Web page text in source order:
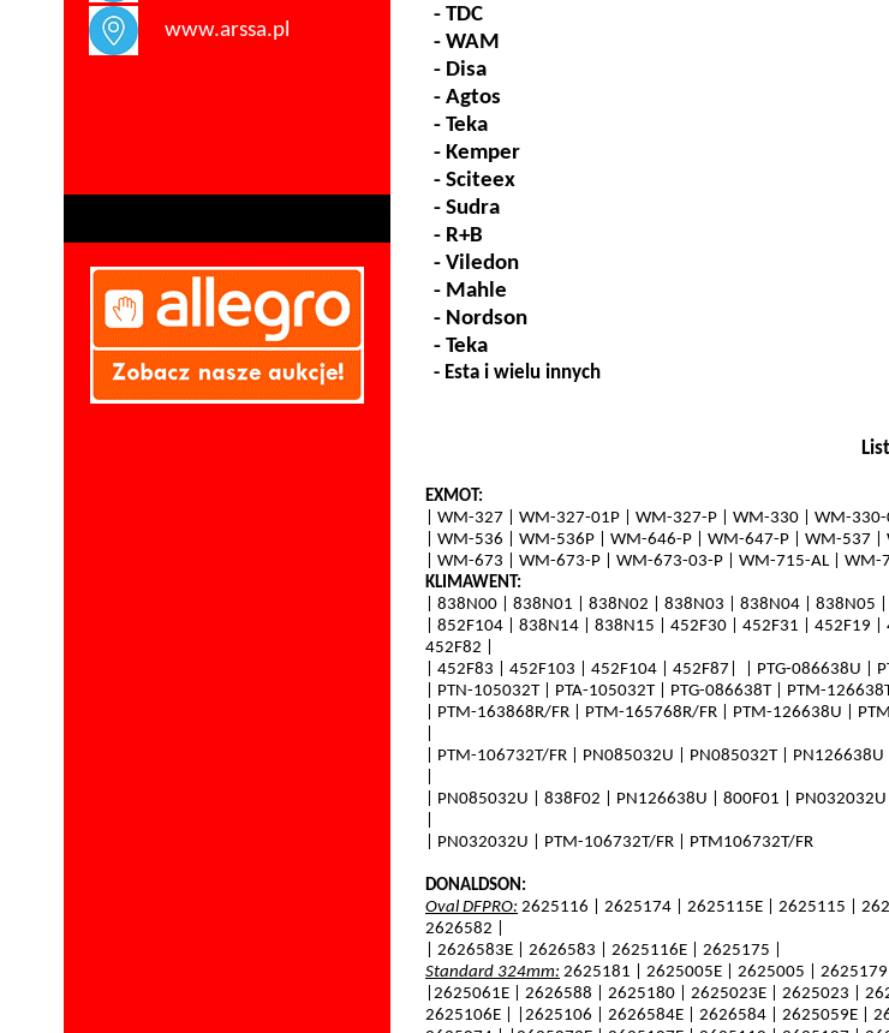
- TDC
- WAM
- Disa
-Agtos
-Teka
- Kemper
-Sciteex
-Sudra
- R+B
-Viledon
- Mahle
- Nordson
- Teka
- Esta i wielu innych
EXMOT:
| WM-327 | WM-327-01P | WM-327-P | WM-330 | WM-
| WM-536 | WM-536P | WM-646-P | WM-647-P | WM-537
| WM-673 | WM-673-P | WM-673-03-P | WM-715-AL |
KLIMAWENT:
| 838N00 | 838N01 | 838N02 | 838N03 | 838N04 |
| 852F104 | 838N14 | 838N15 | 452F30 | 452F31 | 452F19
452F82 |
| 452F83 | 452F103 | 452F104 | 452F87|
| PTG-086638U |
| PTN-105032T | PTA-105032T | PTG-086638T | PTM-
| PTM-163868R/FR | PTM-165768R/FR | PTM-126638U |
PTM-106732T/FR PN085032U PN085032T| PN126638U
| PN085032U | 838F02 | PN126638U | 800F01 |
| PN032032U |
PTM-106732T/FR | PTM106732T/FR
DONALDSON:
Oval DFPRO: 2625116 | 2625174 | 2625115E | 2625115 |
2626582 |
| 2626583E | 2626583 | 2625116E | 2625175 |
Standard 324mm: 2625181 | 2625005E | 2625005 |
|2625061E | 2626588 | 2625180 | 2625023E | 2625023 |
2625106E | |2625106 | 2626584E | 2626584 | 2625059E |
www.arssa.pl